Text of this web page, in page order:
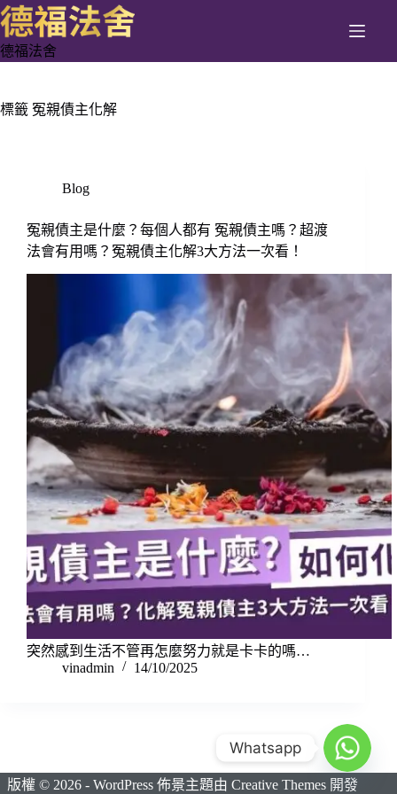
跳
至
主
容
德福法舍
標籤 冤親債主化解
Blog
冤親債主是什麼？每個人都有 冤親債主嗎？超渡
法會有用嗎？冤親債主化解3大方法一次看！
突然感到生活不管再怎麼努力就是卡卡的嗎…
vinadmin
14/10/2025
版權 © 2026 - WordPress 佈景主題由Creative Themes 開發
Whatsapp